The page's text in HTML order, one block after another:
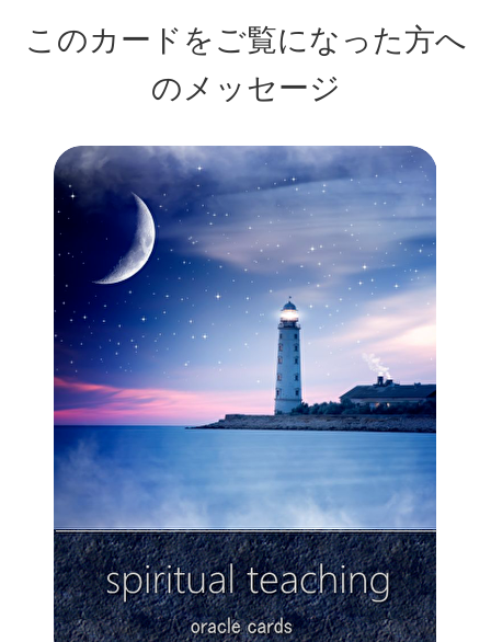
このカードをご覧になった方へ
のメッセージ